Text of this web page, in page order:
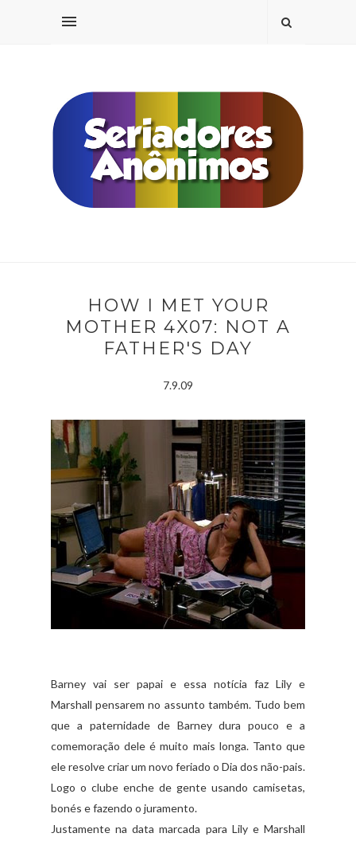
HOW I MET YOUR
MOTHER 4X07: NOT A
FATHER'S DAY
7.9.09
Barney vai ser papai e essa notícia faz Lily e
Marshall pensarem no assunto também. Tudo bem
que a paternidade de Barney dura pouco e a
comemoração dele é muito mais longa. Tanto que
ele resolve criar um novo feriado o Dia dos não-pais.
Logo o clube enche de gente usando camisetas,
bonés e fazendo o juramento.
Justamente na data marcada para Lily e Marshall